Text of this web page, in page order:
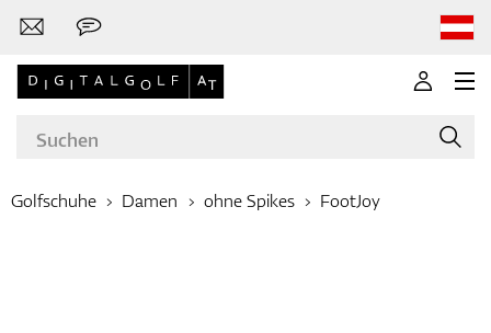
Golfschuhe Damen ohne Spikes FootJoy